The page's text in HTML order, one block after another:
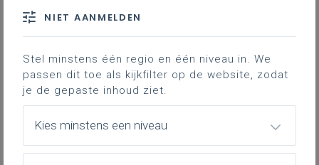
Zorgbreed en kansenrijk onderwijs is
Brede basiszorg (fase 0)
Nuttige informatie
Contact
NIET AANMELDEN
Stel minstens één regio en één niveau in. We
passen dit toe als kijkfilter op de website, zodat
je de gepaste inhoud ziet.
Kies minstens een niveau